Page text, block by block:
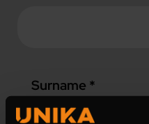
Surname *